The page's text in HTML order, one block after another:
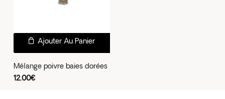
Ajouter Au Panier
Mélange poivre baies dorées
12.00€